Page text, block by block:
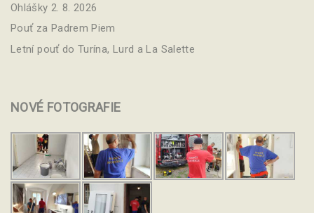
Ohlášky 2. 8. 2026
Pouť za Padrem Piem
Letní pouť do Turína, Lurd a La Salette
NOVÉ FOTOGRAFIE